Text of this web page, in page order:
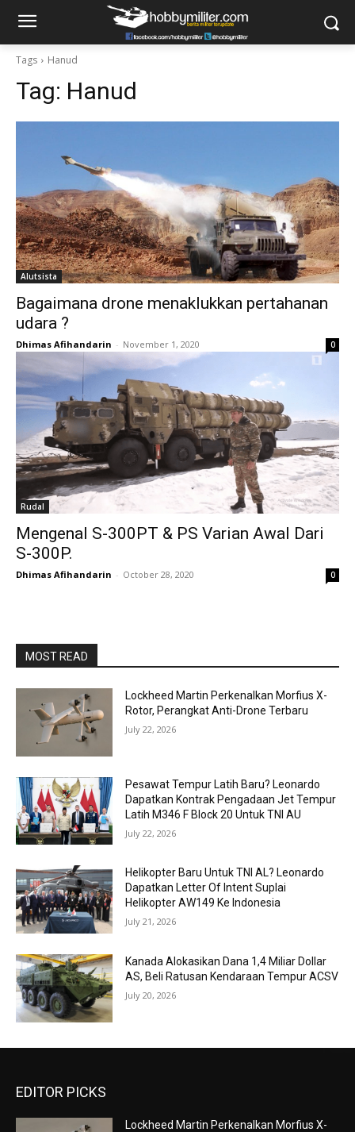
Tags Hanud
Tag: Hanud
Alutsista
Bagaimana drone menaklukkan pertahanan
udara ?
Dhimas Afihandarin - November 1, 2020 0
Rudal
Mengenal S-300PT & PS Varian Awal Dari
S-300P.
Dhimas Afihandarin - October 28, 2020 0
MOST READ
Lockheed Martin Perkenalkan Morfius X-
Rotor, Perangkat Anti-Drone Terbaru
July 22, 2026
Pesawat Tempur Latih Baru? Leonardo
Dapatkan Kontrak Pengadaan Jet Tempur
Latih M346 F Block 20 Untuk TNI AU
July 22, 2026
Helikopter Baru Untuk TNI AL? Leonardo
Dapatkan Letter Of Intent Suplai
Helikopter AW149 Ke Indonesia
July 21, 2026
Kanada Alokasikan Dana 1,4 Miliar Dollar
AS, Beli Ratusan Kendaraan Tempur ACSV
July 20, 2026
EDITOR PICKS
Lockheed Martin Perkenalkan Morfius X-